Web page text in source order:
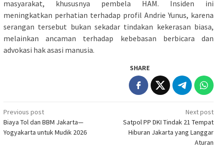
masyarakat, khususnya pembela HAM. Insiden ini
meningkatkan perhatian terhadap profil Andrie Yunus, karena
serangan tersebut bukan sekadar tindakan kekerasan biasa,
melainkan ancaman terhadap kebebasan berbicara dan
advokasi hak asasi manusia.
SHARE
Post
navigation
Previous post
Biaya Tol dan BBM Jakarta—
Yogyakarta untuk Mudik 2026
Next post
Satpol PP DKI Tindak 21 Tempat
Hiburan Jakarta yang Langgar
Aturan